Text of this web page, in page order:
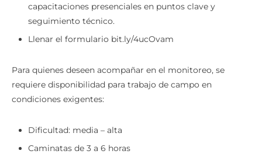
capacitaciones presenciales en puntos clave y
seguimiento técnico.
Llenar el formulario bit.ly/4ucOvam
Para quienes deseen acompañar en el monitoreo, se
requiere disponibilidad para trabajo de campo en
condiciones exigentes:
Dificultad: media – alta
Caminatas de 3 a 6 horas